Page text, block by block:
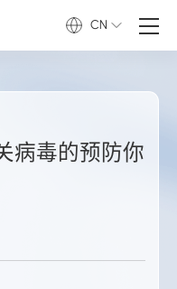
CN
病毒的预防你